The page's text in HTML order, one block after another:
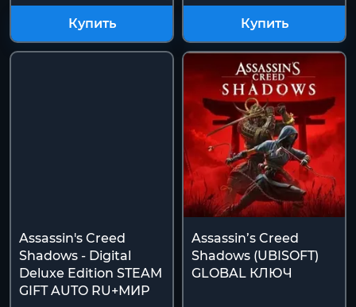
Купить Купить
Assassin's Creed
Shadows - Digital
Deluxe Edition STEAM
GIFT AUTO RU+МИР
Assassin’s Creed
Shadows (UBISOFT)
GLOBAL КЛЮЧ